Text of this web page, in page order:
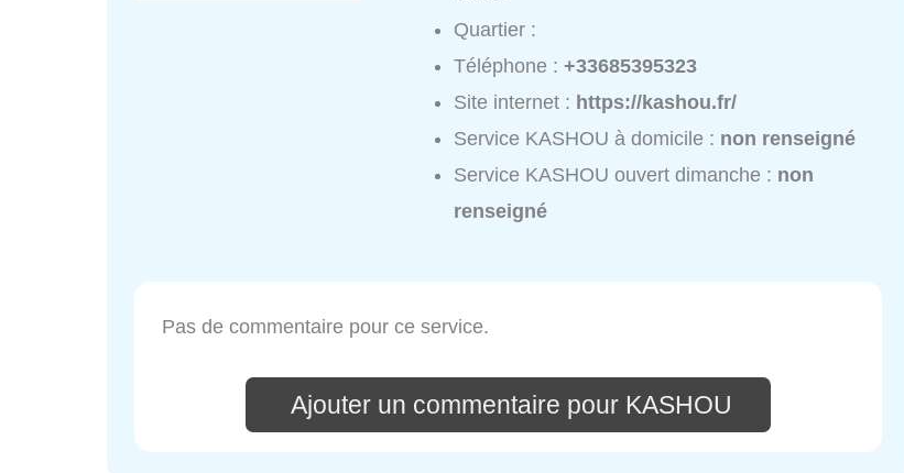
Quartier :
Téléphone :+33685395323
Site internet : https://kashou.fr/
Service KASHOU à domicile : non renseigné
Service KASHOU ouvert dimanche : non
renseigné
Pas de commentaire pour ce service.
Ajouter un commentaire pour KASHOU